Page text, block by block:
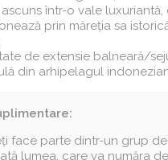
într-o vale luxuriantă,
prin măreția sa
de extensie balneară/
din arhipelagul
face parte dintr-un grup
lumea, care va număra